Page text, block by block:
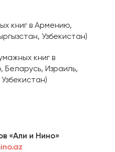
книг в Армению,
Узбекистан)
книг в
Израиль,
«Али и Нино»